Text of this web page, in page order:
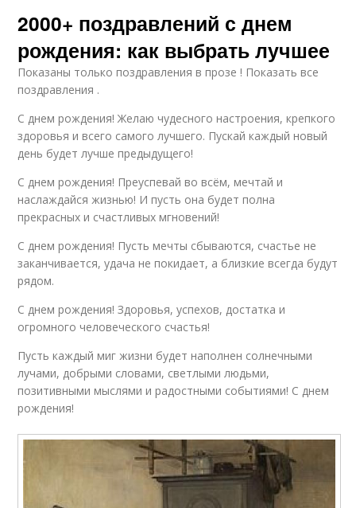
2000+ поздравлений с днем
рождения: как выбрать лучшее
Показаны только поздравления в прозе ! Показать все
поздравления .
С днем рождения! Желаю чудесного настроения, крепкого
здоровья и всего самого лучшего. Пускай каждый новый
день будет лучше предыдущего!
С днем рождения! Преуспевай во всём, мечтай и
наслаждайся жизнью! И пусть она будет полна
прекрасных и счастливых мгновений!
С днем рождения! Пусть мечты сбываются, счастье не
заканчивается, удача не покидает, а близкие всегда будут
рядом.
С днем рождения! Здоровья, успехов, достатка и
огромного человеческого счастья!
Пусть каждый миг жизни будет наполнен солнечными
лучами, добрыми словами, светлыми людьми,
позитивными мыслями и радостными событиями! С днем
рождения!